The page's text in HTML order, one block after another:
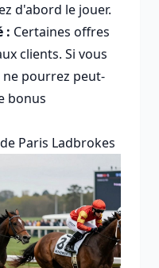
d'abord le jouer.
: Certaines offres
clients. Si vous
ne pourrez peut-
bonus
Paris Ladbrokes